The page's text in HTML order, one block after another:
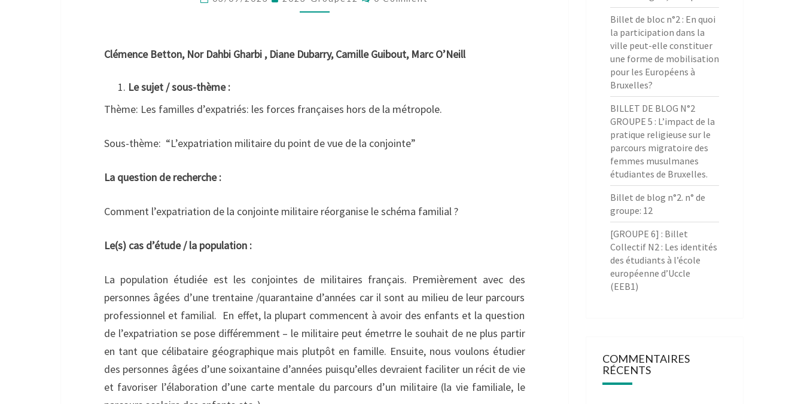
LES
HORS
DE
Clémence Betton, Nor Dahbi Gharbi , Diane Dubarry, Camille Guibout, Marc O’Neill
Le sujet / sous-thème :
Thème: Les familles d’expatriés: les forces françaises hors de la métropole.
Sous-thème: “L’expatriation militaire du point de vue de la conjointe”
La question de recherche :
Comment l’expatriation de la conjointe militaire réorganise le schéma familial ?
Le(s) cas d’étude / la population :
La population étudiée est les conjointes de militaires français. Premièrement avec des
personnes âgées d’une trentaine /quarantaine d’années car il sont au milieu de leur parcours
professionnel et familial. En effet, la plupart commencent à avoir des enfants et la question
de l’expatriation se pose différemment – le militaire peut émetrre le souhait de ne plus partir
en tant que célibataire géographique mais plutpôt en famille. Ensuite, nous voulons étudier
des personnes âgées d’une soixantaine d’années puisqu’elles devraient faciliter un récit de vie
et favoriser l’élaboration d’une carte mentale du parcours d’un militaire (la vie familiale, le
Billet de bloc n°2 : En quoi
la participation dans la
ville peut-elle constituer
une forme de mobilisation
pour les Européens à
Bruxelles?
BILLET DE BLOG N°2
GROUPE 5 : L’impact de la
pratique religieuse sur le
parcours migratoire des
femmes musulmanes
étudiantes de Bruxelles.
Billet de blog n°2. n° de
groupe: 12
[GROUPE 6] : Billet
Collectif N2 : Les identités
des étudiants à l’école
européenne d’Uccle
(EEB1)
COMMENTAIRES
RÉCENTS